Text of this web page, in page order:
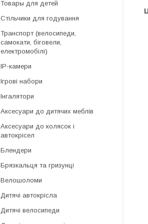
Товары для детей
Стільчики для годування
Транспорт (велосипеди,
самокати, біговели,
електромобілі)
IP-камери
Ігрові набори
Інгалятори
Аксесуари до дитячих меблів
Аксесуари до колясок і
автокрісел
Блендери
Брязкальця та гризунці
Велошоломи
Дитячі автокрісла
Дитячі велосипеди